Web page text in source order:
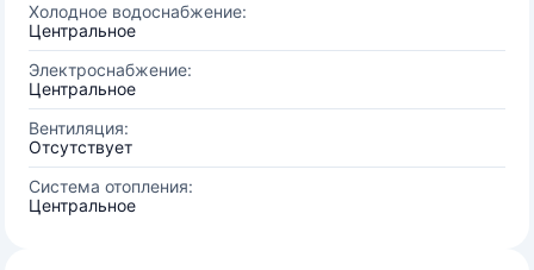
Холодное водоснабжение:
Центральное
Электроснабжение:
Центральное
Вентиляция:
Отсутствует
Система отопления:
Центральное